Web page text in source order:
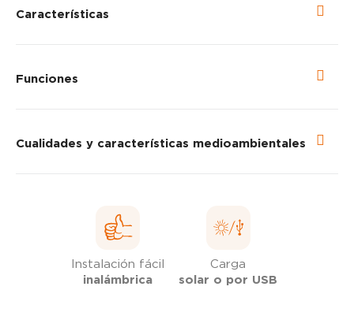
Características
Funciones
Cualidades y características medioambientales
Instalación fácil
inalámbrica
Carga
solar o por USB